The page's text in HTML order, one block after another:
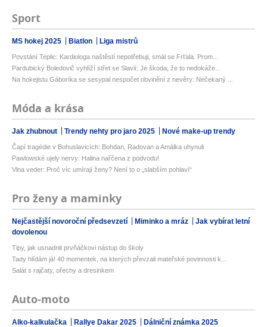
Sport
MS hokej 2025 Biatlon Liga mistrů
Povstání Teplic: Kardiologa naštěstí nepotřebuji, smál se Frťala. Prom...
Pardubický Boledovič vyhlíží střet se Slavií: Je škoda, že to nedokáže...
Na hokejistu Gáboríka se sesypal nespočet obvinění z nevěry: Nečekaný ...
Móda a krása
Jak zhubnout Trendy nehty pro jaro 2025 Nové make-up trendy
Čapí tragédie v Bohuslavicích: Bohdan, Radovan a Amálka uhynuli
Pawlowské ujely nervy: Halina nařčena z podvodu!
Vlna veder: Proč víc umírají ženy? Není to o „slabším pohlaví“
Pro ženy a maminky
Nejčastější novoroční předsevzetí Miminko a mráz
Jak vybírat letní
dovolenou
Tipy, jak usnadnit prvňáčkovi nástup do školy
Tady hlídám já! 40 momentek, na kterých převzali mateřské povinnosti k...
Salát s rajčaty, ořechy a dresinkem
Auto-moto
Alko-kalkulačka Rallye Dakar 2025 Dálniční známka 2025